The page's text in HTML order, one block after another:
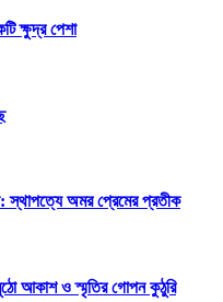
ক্ষুদ্র পেশা
স্থাপত্যে অমর প্রেমের প্রতীক
আকাশ ও স্মৃতির গোপন কুঠুরি